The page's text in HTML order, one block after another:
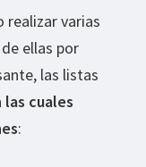
realizar varias
ellas por
las listas
cuales
: